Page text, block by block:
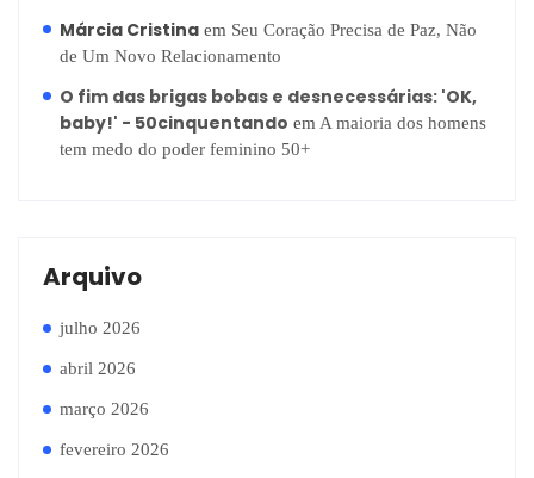
Márcia Cristina em Seu Coração Precisa de Paz, Não
de Um Novo Relacionamento
O fim das brigas bobas e desnecessárias: 'OK,
baby!' - 50cinquentando em A maioria dos homens
tem medo do poder feminino 50+
Arquivo
julho 2026
abril 2026
março 2026
fevereiro 2026